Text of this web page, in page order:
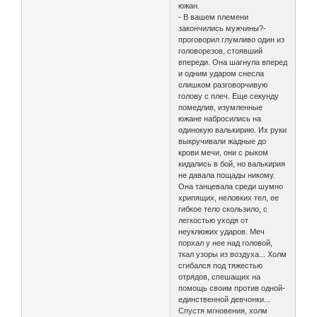
южан.
- В вашем племени
закончились мужчины?-
проговорил глумливо один из
головорезов, стоявший
впереди. Она шагнула вперед
и одним ударом снесла
слишком разговорчивую
голову с плеч. Еще секунду
помедлив, изумленные
южане набросились на
одинокую валькирию. Их руки
выкручивали жадные до
крови мечи, они с рыком
кидались в бой, но валькирия
не давала пощады никому.
Она танцевала среди шумно
хрипящих, неловких тел, ее
гибкое тело скользило, с
легкостью уходя от
неуклюжих ударов. Меч
порхал у нее над головой,
ткал узоры из воздуха... Холм
сгибался под тяжестью
отрядов, спешащих на
помощь своим против одной-
единственной девчонки...
Спустя мгновения, холм